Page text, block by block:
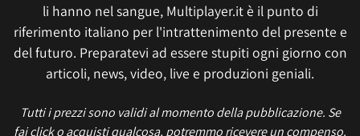
li hanno nel sangue, Multiplayer.it è il punto di
riferimento italiano per l'intrattenimento del presente e
del futuro. Preparatevi ad essere stupiti ogni giorno con
articoli, news, video, live e produzioni geniali.
Tutti i prezzi sono validi al momento della pubblicazione. Se
fai click o acquisti qualcosa, potremmo ricevere un compenso.